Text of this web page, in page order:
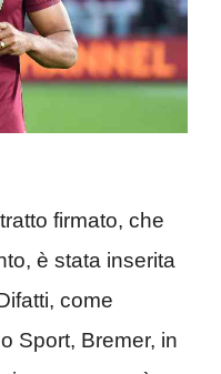
firmato, che
è stata inserita
come
Sport, Bremer, in